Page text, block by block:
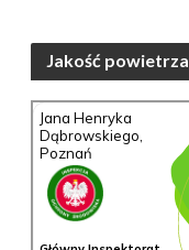
Jakość powietrza